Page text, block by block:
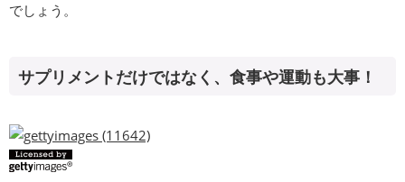
でしょう。
サプリメントだけではなく、食事や運動も大事！